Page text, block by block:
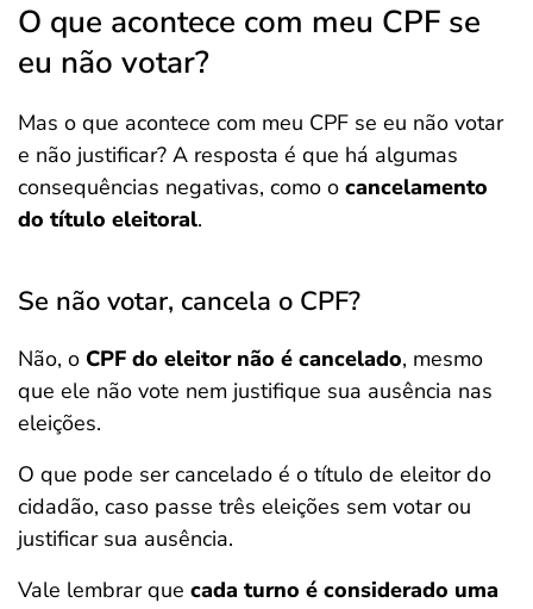
O que acontece com meu CPF se
eu não votar?
Mas o que acontece com meu CPF se eu não votar
e não justificar? A resposta é que há algumas
consequências negativas, como o cancelamento
do título eleitoral.
Se não votar, cancela o CPF?
Não, o CPF do eleitor não é cancelado, mesmo
que ele não vote nem justifique sua ausência nas
eleições.
O que pode ser cancelado é o título de eleitor do
cidadão, caso passe três eleições sem votar ou
justificar sua ausência.
Vale lembrar que cada turno é considerado uma